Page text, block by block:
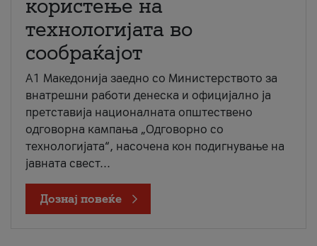
користење на
технологијата во
сообраќајот
A1 Македонија заедно со Министерството за
внатрешни работи денеска и официјално ја
претставија националната општествено
одговорна кампања „Одговорно со
технологијата“, насочена кон подигнување на
јавната свест...
Дознај повеќе